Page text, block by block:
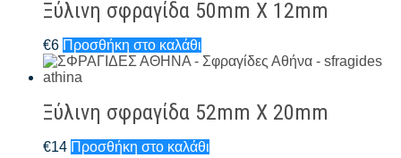
Ξύλινη σφραγίδα 50mm X 12mm
€6 Προσθήκη στο καλάθι
Ξύλινη σφραγίδα 52mm X 20mm
€14 Προσθήκη στο καλάθι